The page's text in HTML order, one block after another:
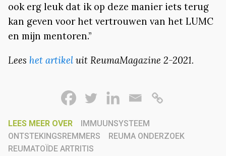
ook erg leuk dat ik op deze manier iets terug
kan geven voor het vertrouwen van het LUMC
en mijn mentoren.”
Lees het artikel uit ReumaMagazine 2-2021.
LEES MEER OVER
IMMUUNSYSTEEM
ONTSTEKINGSREMMERS
REUMA ONDERZOEK
REUMATOÏDE ARTRITIS